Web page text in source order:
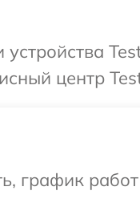
центр
график